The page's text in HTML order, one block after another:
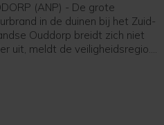
(ANP) - De grote
in de duinen bij het Zuid-
Ouddorp breidt zich niet
uit, meldt de veiligheidsregio.